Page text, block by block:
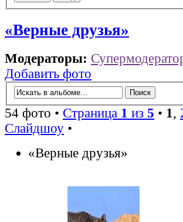
«Верные друзья»
Модераторы:
Добавить фото
54 фото • Страница 1 из 5 • 1,
Слайдшоу •
«Верные друзья»